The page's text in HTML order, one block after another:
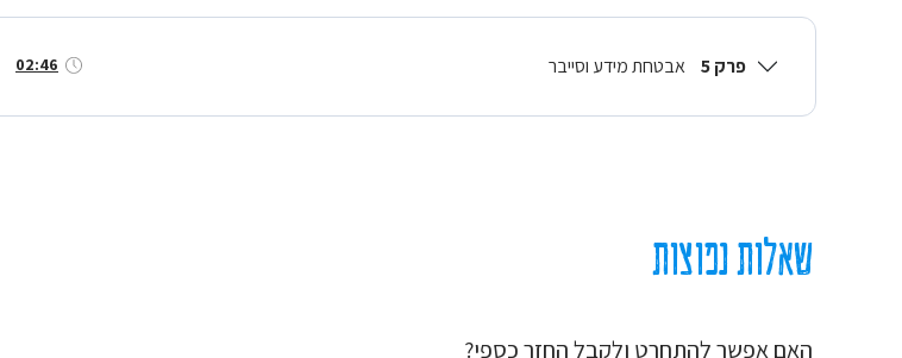
פרק 5 אבטחת מידע וסייבר 02:46
שאלות נפוצות
האם אפשר להתחרט ולקבל החזר כספי?